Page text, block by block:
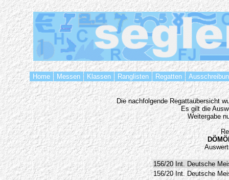
Home Messen Klassen Ranglisten Regatten
Die nachfolgende Regattaübersicht
Es gilt die
Weitergabe
156/20 Int. Deutsche
156/20 Int. Deutsche